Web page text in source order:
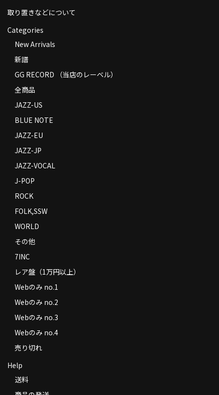
コンディション
Privacy Policy
Contact
取り置きなどについて
Categories
New Arrivals
新譜
GG RECORD （当店のレーベル）
全商品
JAZZ-US
BLUE NOTE
JAZZ-EU
JAZZ-JP
JAZZ-VOCAL
J-POP
ROCK
FOLK,SSW
WORLD
その他
7INC
レア盤（1万円以上）
Webのみ no.1
Webのみ no.2
Webのみ no.3
Webのみ no.4
売り切れ
Help
送料